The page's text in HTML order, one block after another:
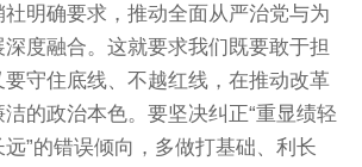
明确要求，推动全面从严治党与为
度融合。这就要求我们既要敢于担
守住底线、不越红线，在推动改革
的政治本色。要坚决纠正“重显绩轻
”的错误倾向，多做打基础、利长